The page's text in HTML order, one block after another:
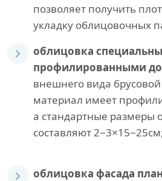
позволяет получить
укладку облицовочных
облицовка
профилированными
внешнего вида
материал имеет
а стандартные размеры
составляют
облицовка фасада